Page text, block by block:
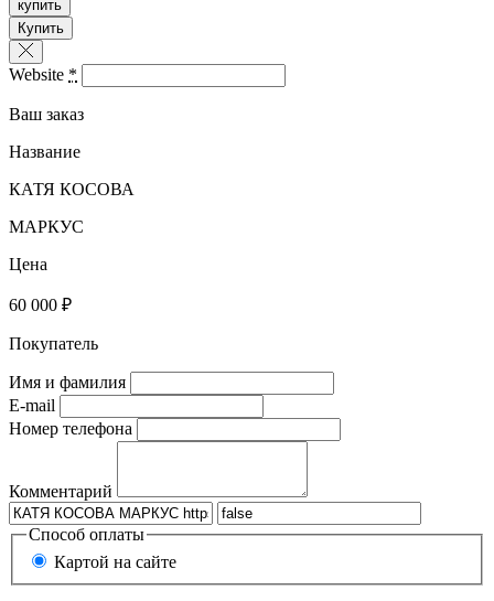
купить
Купить
Website *
Ваш заказ
Название
КАТЯ КОСОВА
МАРКУС
Цена
60 000 ₽
Покупатель
Имя и фамилия
E-mail
Номер телефона
Комментарий
Способ оплаты
Картой на сайте